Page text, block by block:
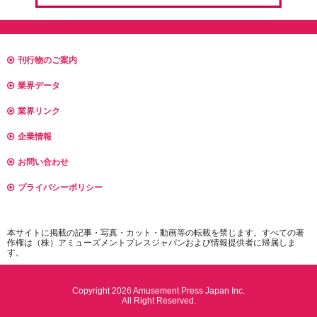
刊行物のご案内
業界データ
業界リンク
企業情報
お問い合わせ
プライバシーポリシー
本サイトに掲載の記事・写真・カット・動画等の転載を禁じます。すべての著
作権は（株）アミューズメントプレスジャパンおよび情報提供者に帰属しま
す。
Copyright 2026 Amusement Press Japan Inc.
All Right Reserved.